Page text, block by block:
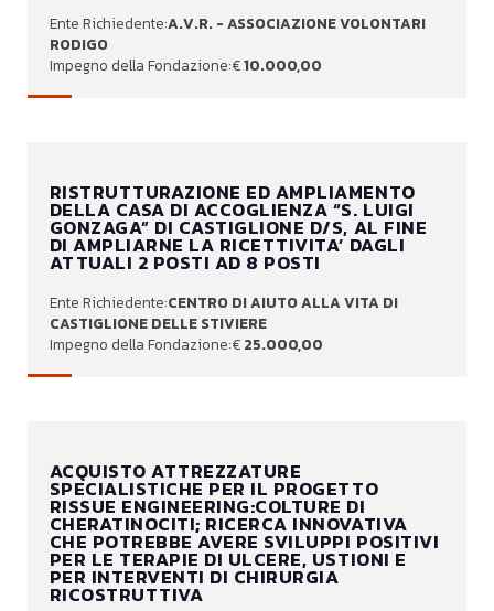
A.V.R. - ASSOCIAZIONE VOLONTARI
RODIGO
10.000,00
RISTRUTTURAZIONE ED AMPLIAMENTO
DELLA CASA DI ACCOGLIENZA “S. LUIGI
GONZAGA” DI CASTIGLIONE D/S, AL FINE
DI AMPLIARNE LA RICETTIVITA’ DAGLI
ATTUALI 2 POSTI AD 8 POSTI
CENTRO DI AIUTO ALLA VITA DI
CASTIGLIONE DELLE STIVIERE
25.000,00
ACQUISTO ATTREZZATURE
SPECIALISTICHE PER IL PROGETTO
RISSUE ENGINEERING:COLTURE DI
CHERATINOCITI; RICERCA INNOVATIVA
CHE POTREBBE AVERE SVILUPPI POSITIVI
PER LE TERAPIE DI ULCERE, USTIONI E
PER INTERVENTI DI CHIRURGIA
RICOSTRUTTIVA